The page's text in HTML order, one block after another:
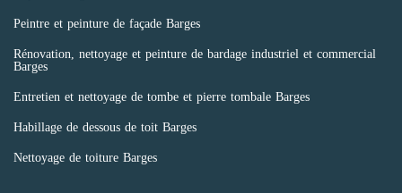
Peintre et peinture de façade Barges
Rénovation, nettoyage et peinture de bardage industriel et commercial
Barges
Entretien et nettoyage de tombe et pierre tombale Barges
Habillage de dessous de toit Barges
Nettoyage de toiture Barges